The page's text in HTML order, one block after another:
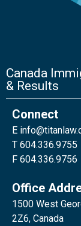
Canada
& Results
Connect
E
T 604.336.9755
F 604.336.9756
Office
1500 West
2Z6, Canada